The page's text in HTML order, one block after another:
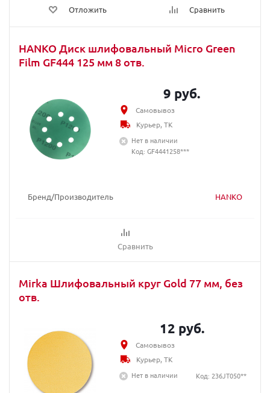
Отложить Сравнить
HANKO Диск шлифовальный Micro Green
Film GF444 125 мм 8 отв.
Бренд/Производитель HANKO
Сравнить
9 руб.
Самовывоз
Курьер, ТК
Нет в наличии
Код: GF4441258***
Mirka Шлифовальный круг Gold 77 мм, без
отв.
12 руб.
Самовывоз
Курьер, ТК
Нет в наличии
Код: 236JT050**